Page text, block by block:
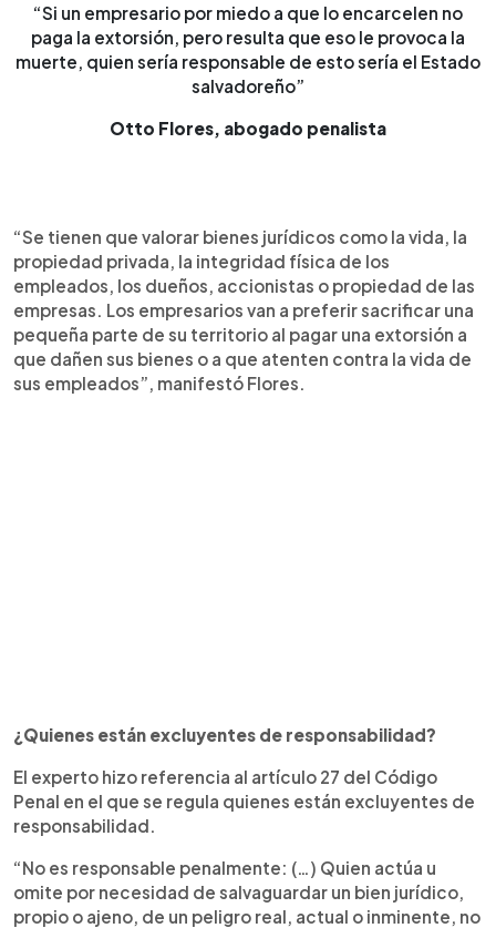
“Si un empresario por miedo a que lo encarcelen no
paga la extorsión, pero resulta que eso le provoca la
muerte, quien sería responsable de esto sería el Estado
salvadoreño”
Otto Flores, abogado penalista
“Se tienen que valorar bienes jurídicos como la vida, la
propiedad privada, la integridad física de los
empleados, los dueños, accionistas o propiedad de las
empresas. Los empresarios van a preferir sacrificar una
pequeña parte de su territorio al pagar una extorsión a
que dañen sus bienes o a que atenten contra la vida de
sus empleados”, manifestó Flores.
¿Quienes están excluyentes de responsabilidad?
El experto hizo referencia al artículo 27 del Código
Penal en el que se regula quienes están excluyentes de
responsabilidad.
“No es responsable penalmente: (…) Quien actúa u
omite por necesidad de salvaguardar un bien jurídico,
propio o ajeno, de un peligro real, actual o inminente, no